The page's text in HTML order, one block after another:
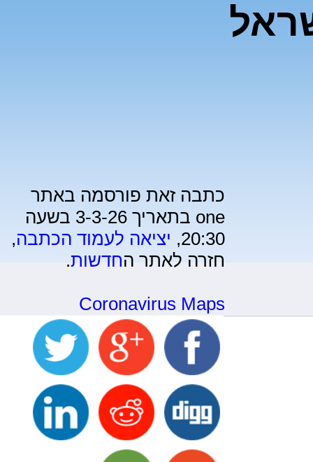
כתבה זאת פורסמה באתר
one בתאריך 3-3-26 בשעה
20:30, יציאה לעמוד הכתבה,
חזרה לאתר החדשות.
Coronavirus Maps